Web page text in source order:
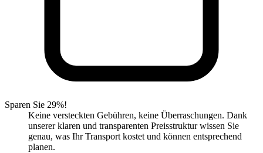
Sparen Sie 29%!
Keine versteckten Gebühren, keine Überraschungen. Dank
unserer klaren und transparenten Preisstruktur wissen Sie
genau, was Ihr Transport kostet und können entsprechend
planen.